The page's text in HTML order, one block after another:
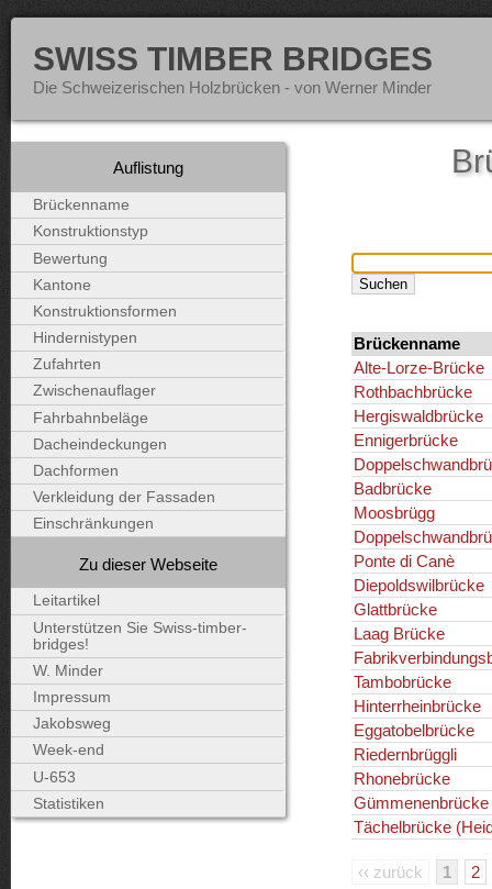
SWISS TIMBER BRIDGES
Die Schweizerischen Holzbrücken - von Werner Minder
Brückenname
Alte-Lorze-Brücke
Rothbachbrücke
Hergiswaldbrücke
Ennigerbrücke
Badbrücke
Moosbrügg
Ponte di Canè
Diepoldswilbrücke
Glattbrücke
Laag Brücke
Tambobrücke
Hinterrheinbrücke
Eggatobelbrücke
Riedernbrüggli
Rhonebrücke
Gümmenenbrücke
Tächelbrücke
‹‹ zurück 1 2
Auflistung
Brückenname
Konstruktionstyp
Bewertung
Kantone
Konstruktionsformen
Hindernistypen
Zufahrten
Zwischenauflager
Fahrbahnbeläge
Dacheindeckungen
Dachformen
Verkleidung der Fassaden
Einschränkungen
Zu dieser Webseite
Leitartikel
Unterstützen Sie Swiss-timber-
bridges!
W. Minder
Impressum
Jakobsweg
Week-end
U-653
Statistiken